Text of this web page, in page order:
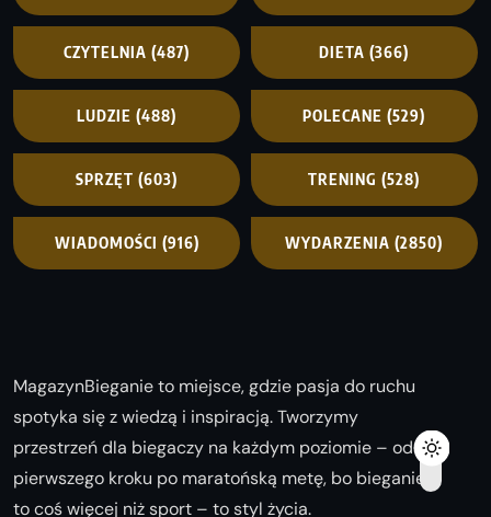
CZYTELNIA (487) DIETA (366)
LUDZIE (488) POLECANE (529)
SPRZĘT (603) TRENING (528)
WIADOMOŚCI (916) WYDARZENIA (2850)
MagazynBieganie to miejsce, gdzie pasja do ruchu
spotyka się z wiedzą i inspiracją. Tworzymy
przestrzeń dla biegaczy na każdym poziomie – od
pierwszego kroku po maratońską metę, bo bieganie
to coś więcej niż sport – to styl życia.